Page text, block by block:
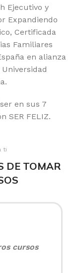
Ejecutivo y
Expandiendo
Certificada
Familiares
en alianza
en sus 7
SER FELIZ.
ti
DE TOMAR
cursos